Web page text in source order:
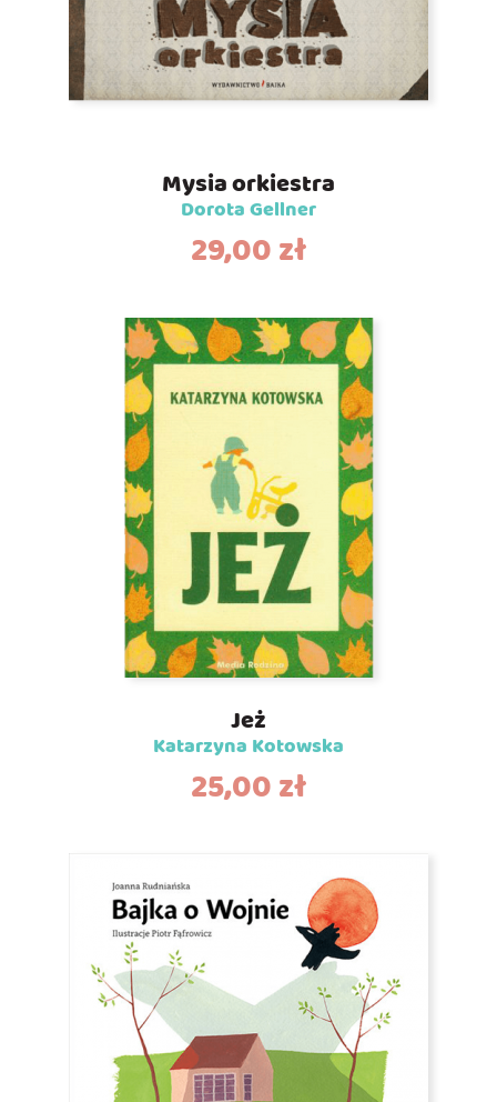
Mysia orkiestra
Dorota Gellner
29,00zł
Jeż
Katarzyna Kotowska
25,00zł